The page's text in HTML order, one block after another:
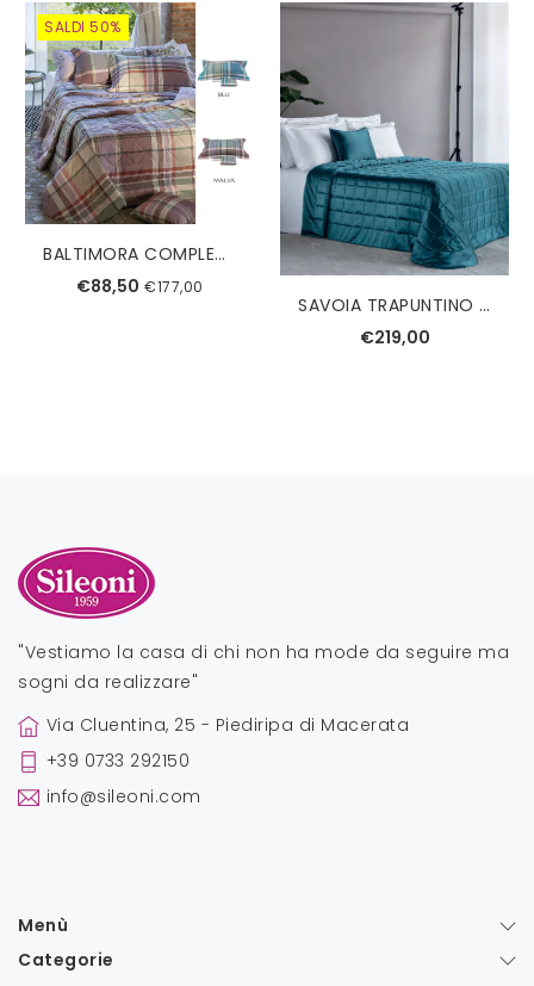
SALDI 50%
BALTIMORA COMPLETO COPRIPIUMINO SINGOLO TESSITURA RANDI
€88,50 €177,00
SAVOIA TRAPUNTINO MATRIMONIALE REEVER
€219,00
"Vestiamo la casa di chi non ha mode da seguire ma
sogni da realizzare"
Via Cluentina, 25 - Piediripa di Macerata
+39 0733 292150
info@sileoni.com
Menù
Categorie